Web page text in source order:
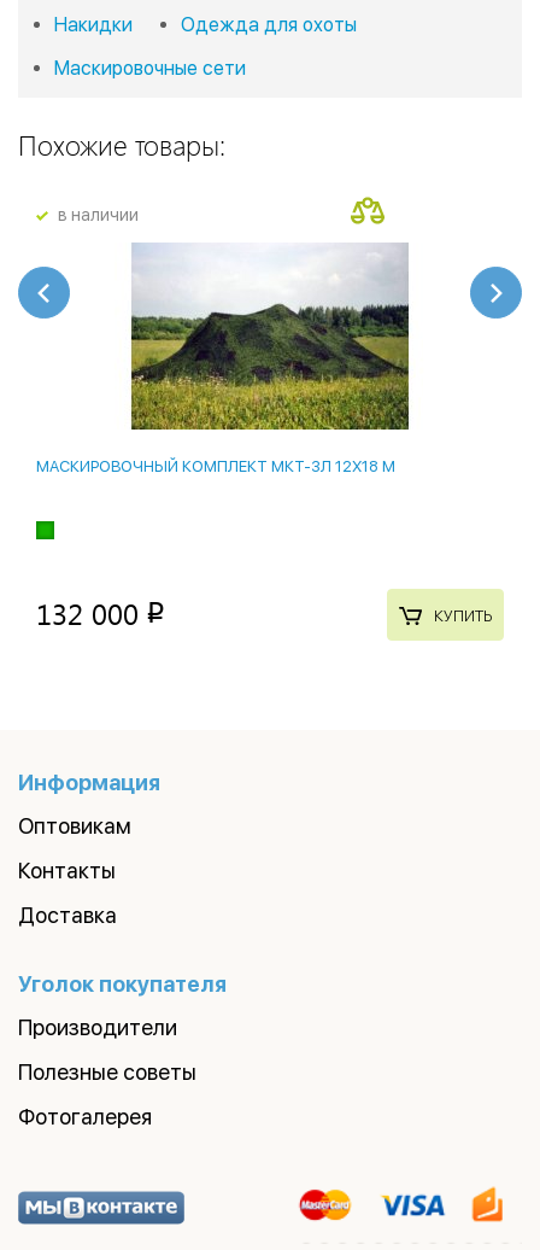
Накидки
Одежда для охоты
Маскировочные сети
Похожие товары:
в наличии
МАСКИРОВОЧНЫЙ КОМПЛЕКТ МКТ-3Л 12Х18 М
132 000 p КУПИТЬ
Информация
Оптовикам
Контакты
Доставка
Уголок покупателя
Производители
Полезные советы
Фотогалерея